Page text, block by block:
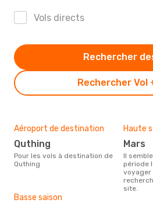
Vols directs
Rechercher Vol
Rechercher
Aéroport de destination
Quthing
Pour les vols à destination de
Quthing
Haute
mars
Il semblerait que mars soit la
période
voyager
site.
Basse saison